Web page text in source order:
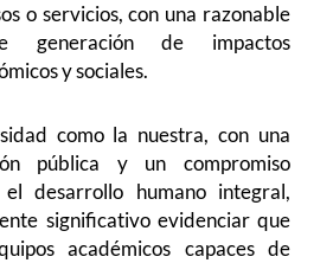
o servicios, con una razonable
generación de impactos
y sociales.
como la nuestra, con una
pública y un compromiso
desarrollo humano integral,
significativo evidenciar que
académicos capaces de